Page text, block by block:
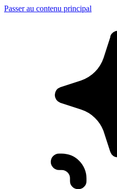
Passer au contenu principal